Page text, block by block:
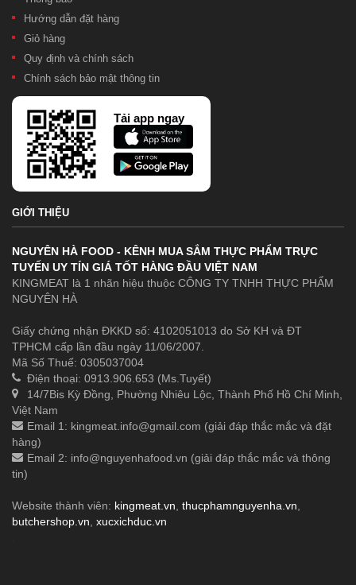
Hướng dẫn đặt hàng
Giỏ hàng
Quy định và chính sách
Chính sách bảo mật thông tin
Tải app ngay
GIỚI THIỆU
NGUYÊN HÀ FOOD - KÊNH MUA SẮM THỰC PHẨM TRỰC
TUYẾN UY TÍN GIÁ TỐT HÀNG ĐẦU VIỆT NAM
KINGMEAT là 1 nhãn hiệu thuộc CÔNG TY TNHH THỰC PHẨM
NGUYÊN HÀ
Giấy chứng nhận ĐKKD số: 4102051013 do Sở KH và ĐT
TPHCM cấp lần đầu ngày 11/06/2007.
Mã Số Thuế: 0305037004
Điện thoại: 0913.906.653 (Ms.Tuyết)
14/7Bis Kỳ Đồng, Phường Nhiêu Lộc, Thành Phố Hồ Chí Minh,
Việt Nam
Email 1: kingmeat.info@gmail.com (giải đáp thắc mắc và đặt
hàng)
Email 2: info@nguyenhafood.vn (giải đáp thắc mắc và thông
tin)
Website thành viên: kingmeat.vn thucphamnguyenha.vn
butchershop.vn xucxichduc.vn